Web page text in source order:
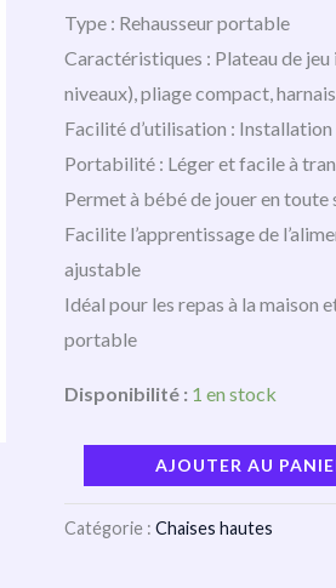
Type : Rehausseur portable
Caractéristiques : Plateau de
niveaux), pliage compact,
Facilité d’utilisation :
Portabilité : Léger et facile à
Permet à bébé de jouer en toute
Facilite l’apprentissage de
ajustable
Idéal pour les repas à la maison
portable
Disponibilité : 1 en stock
Baby
AJOUTER AU
Catégorie : Chaises hautes